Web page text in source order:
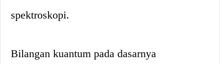
spektroskopi.
Bilangan kuantum pada dasarnya